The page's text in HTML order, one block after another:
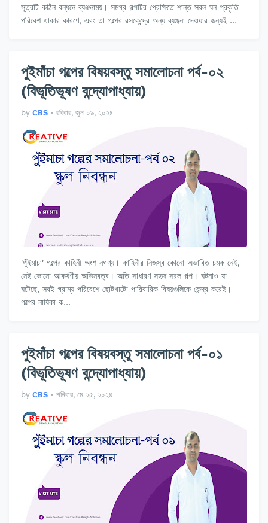
সূত্রটি কঠিন বন্ধনে ব্যঞ্জনাময়। সমগ্র গল্পটির প্রেক্ষিতে শান্ত সরল ঘন প্রকৃতি-
পরিবেশ থাকার কারণে, এবং তা গল্পের রসকেন্দ্রে অন্য ব্যঞ্জনা দেওয়ার জন্যই …
পুইমাঁচা গল্পের বিষয়বস্তু সমালোচনা পর্ব-০২
(বিভূতিভূষণ বন্দ্যোপাধ্যায়)
by CBS • রবিবার, জুন ০৯, ২০২৪
'পুঁইমাচা' গল্পের কাহিনী অংশ নগণ্য। কাহিনীর নিজস্ব কোনো অভাবিত চমক নেই,
নেই কোনো আকর্ষণীয় অভিনবত্ব। অতি সাধারণ সহজ সরল গল্প। ঘটনাও যা
ঘটেছে, সবই গ্রাম্য পরিবেশে ছোটখাটো পারিবারিক বিষয়গুলিকে কেন্দ্র করেই।
গল্পের নায়িকা ক…
পুইমাঁচা গল্পের বিষয়বস্তু সমালোচনা পর্ব-০১
(বিভূতিভূষণ বন্দ্যোপাধ্যায়)
by CBS • শনিবার, মে ২৫, ২০২৪